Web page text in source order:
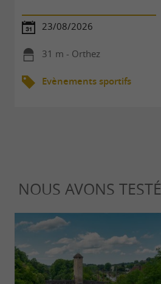
23/08/2026
31 m - Orthez
Evènements sportifs
NOUS AVONS TESTÉ